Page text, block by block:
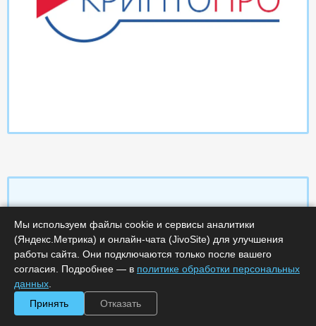
Характеристики
Срок поставки, дней : 14
Минимальное количество лицензий :1
Обработка заказа :
Мы используем файлы cookie и сервисы аналитики
(Яндекс.Метрика) и онлайн-чата (JivoSite) для улучшения
работы сайта. Они подключаются только после вашего
согласия. Подробнее — в политике обработки персональных
данных
Принять
Отказать